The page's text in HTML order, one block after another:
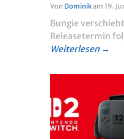
Von Dominikam 19.
Bungie
Releasetermin
Weiterlesen →